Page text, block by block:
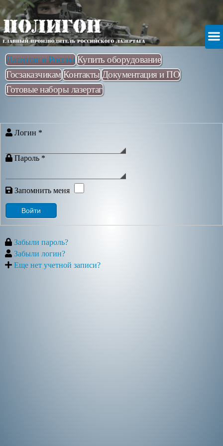
Лазертаг в России Купить оборудование
Госзаказчикам Контакты Документация и ПО
Готовые наборы лазертаг
Логин *
Пароль *
Запомнить меня
Войти
Забыли пароль?
Забыли логин?
Еще нет учетной записи?